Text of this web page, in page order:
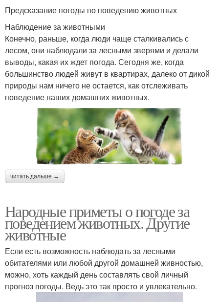
Предсказание погоды по поведению животных
Наблюдение за животными
Конечно, раньше, когда люди чаще сталкивались с
лесом, они наблюдали за лесными зверями и делали
выводы, какая их ждет погода. Сегодня же, когда
большинство людей живут в квартирах, далеко от дикой
природы нам ничего не остается, как отслеживать
поведение наших домашних животных.
читать дальше →
Народные приметы о погоде за
поведением животных. Другие
животные
Если есть возможность наблюдать за лесными
обитателями или любой другой домашней живностью,
можно, хоть каждый день составлять свой личный
прогноз погоды. Ведь это так просто и увлекательно.